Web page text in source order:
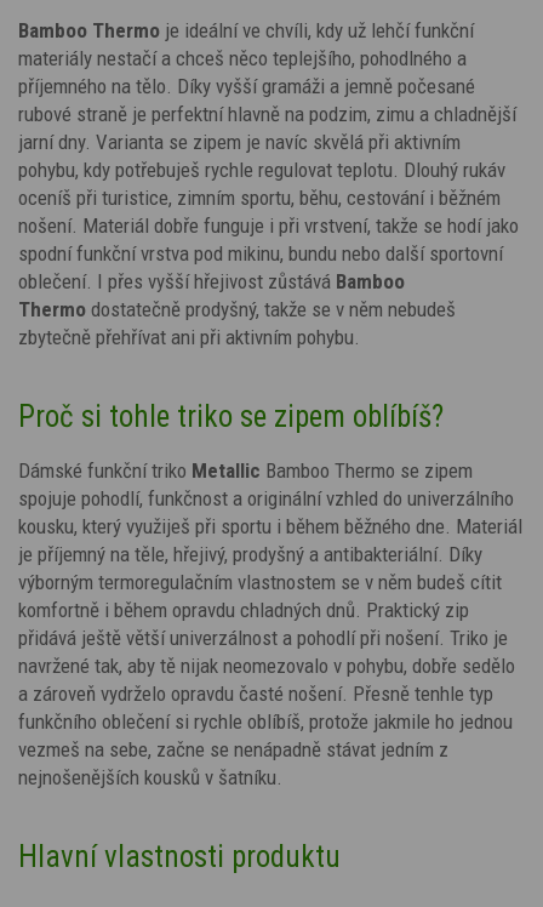
Bamboo Thermo je ideální ve chvíli, kdy už lehčí funkční
materiály nestačí a chceš něco teplejšího, pohodlného a
příjemného na tělo. Díky vyšší gramáži a jemně počesané
rubové straně je perfektní hlavně na podzim, zimu a chladnější
jarní dny. Varianta se zipem je navíc skvělá při aktivním
pohybu, kdy potřebuješ rychle regulovat teplotu. Dlouhý rukáv
oceníš při turistice, zimním sportu, běhu, cestování i běžném
nošení. Materiál dobře funguje i při vrstvení, takže se hodí jako
spodní funkční vrstva pod mikinu, bundu nebo další sportovní
oblečení. I přes vyšší hřejivost zůstává Bamboo
Thermo dostatečně prodyšný, takže se v něm nebudeš
zbytečně přehřívat ani při aktivním pohybu.
Proč si tohle triko se zipem oblíbíš?
Dámské funkční triko Metallic Bamboo Thermo se zipem
spojuje pohodlí, funkčnost a originální vzhled do univerzálního
kousku, který využiješ při sportu i během běžného dne. Materiál
je příjemný na těle, hřejivý, prodyšný a antibakteriální. Díky
výborným termoregulačním vlastnostem se v něm budeš cítit
komfortně i během opravdu chladných dnů. Praktický zip
přidává ještě větší univerzálnost a pohodlí při nošení. Triko je
navržené tak, aby tě nijak neomezovalo v pohybu, dobře sedělo
a zároveň vydrželo opravdu časté nošení. Přesně tenhle typ
funkčního oblečení si rychle oblíbíš, protože jakmile ho jednou
vezmeš na sebe, začne se nenápadně stávat jedním z
nejnošenějších kousků v šatníku.
Hlavní vlastnosti produktu